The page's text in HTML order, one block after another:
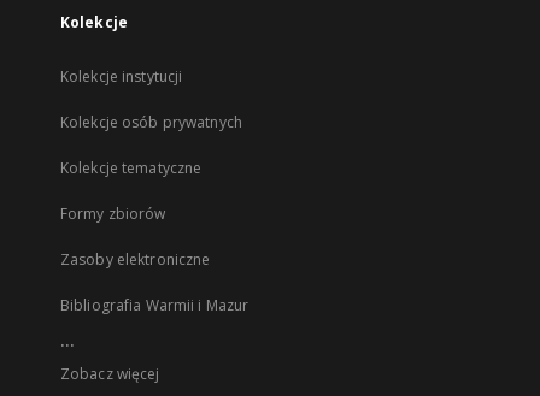
Kolekcje
Kolekcje instytucji
Kolekcje osób prywatnych
Kolekcje tematyczne
Formy zbiorów
Zasoby elektroniczne
Bibliografia Warmii i Mazur
...
Zobacz więcej